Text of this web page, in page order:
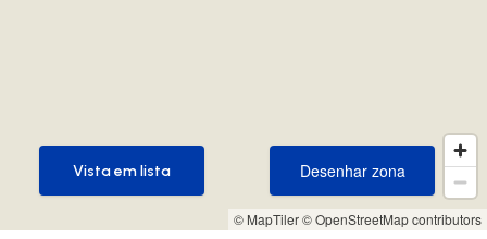
© MapTiler© OpenStreetMap contributors
Desenhar zona
Desenhar zona
Vista em lista
Vista em lista